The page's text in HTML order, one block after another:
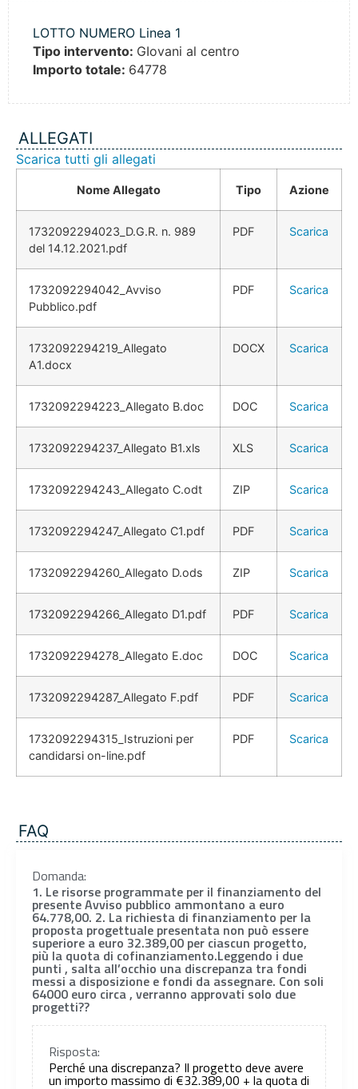
LOTTO NUMERO Linea 1
Tipo intervento: GIovani al centro
Importo totale: 64778
ALLEGATI
Scarica tutti gli allegati
Nome Allegato Tipo Azione
1732092294023_D.G.R. n. 989
del 14.12.2021.pdf
PDF Scarica
1732092294042_Avviso
Pubblico.pdf
PDF Scarica
1732092294219_Allegato
A1.docx
DOCX Scarica
1732092294223_Allegato B.doc DOC Scarica
1732092294237_Allegato B1.xls XLS Scarica
1732092294243_Allegato C.odt ZIP Scarica
1732092294247_Allegato C1.pdf PDF Scarica
1732092294260_Allegato D.ods ZIP Scarica
1732092294266_Allegato D1.pdf PDF Scarica
1732092294278_Allegato E.doc DOC Scarica
1732092294287_Allegato F.pdf PDF Scarica
1732092294315_Istruzioni per
candidarsi on-line.pdf
PDF Scarica
FAQ
Domanda:
1. Le risorse programmate per il finanziamento del
presente Avviso pubblico ammontano a euro
64.778,00. 2. La richiesta di finanziamento per la
proposta progettuale presentata non può essere
superiore a euro 32.389,00 per ciascun progetto,
più la quota di cofinanziamento.Leggendo i due
punti , salta all’occhio una discrepanza tra fondi
messi a disposizione e fondi da assegnare. Con soli
64000 euro circa , verranno approvati solo due
progetti??
Risposta:
Perché una discrepanza? Il progetto deve avere
un importo massimo di €32.389,00 + la quota di